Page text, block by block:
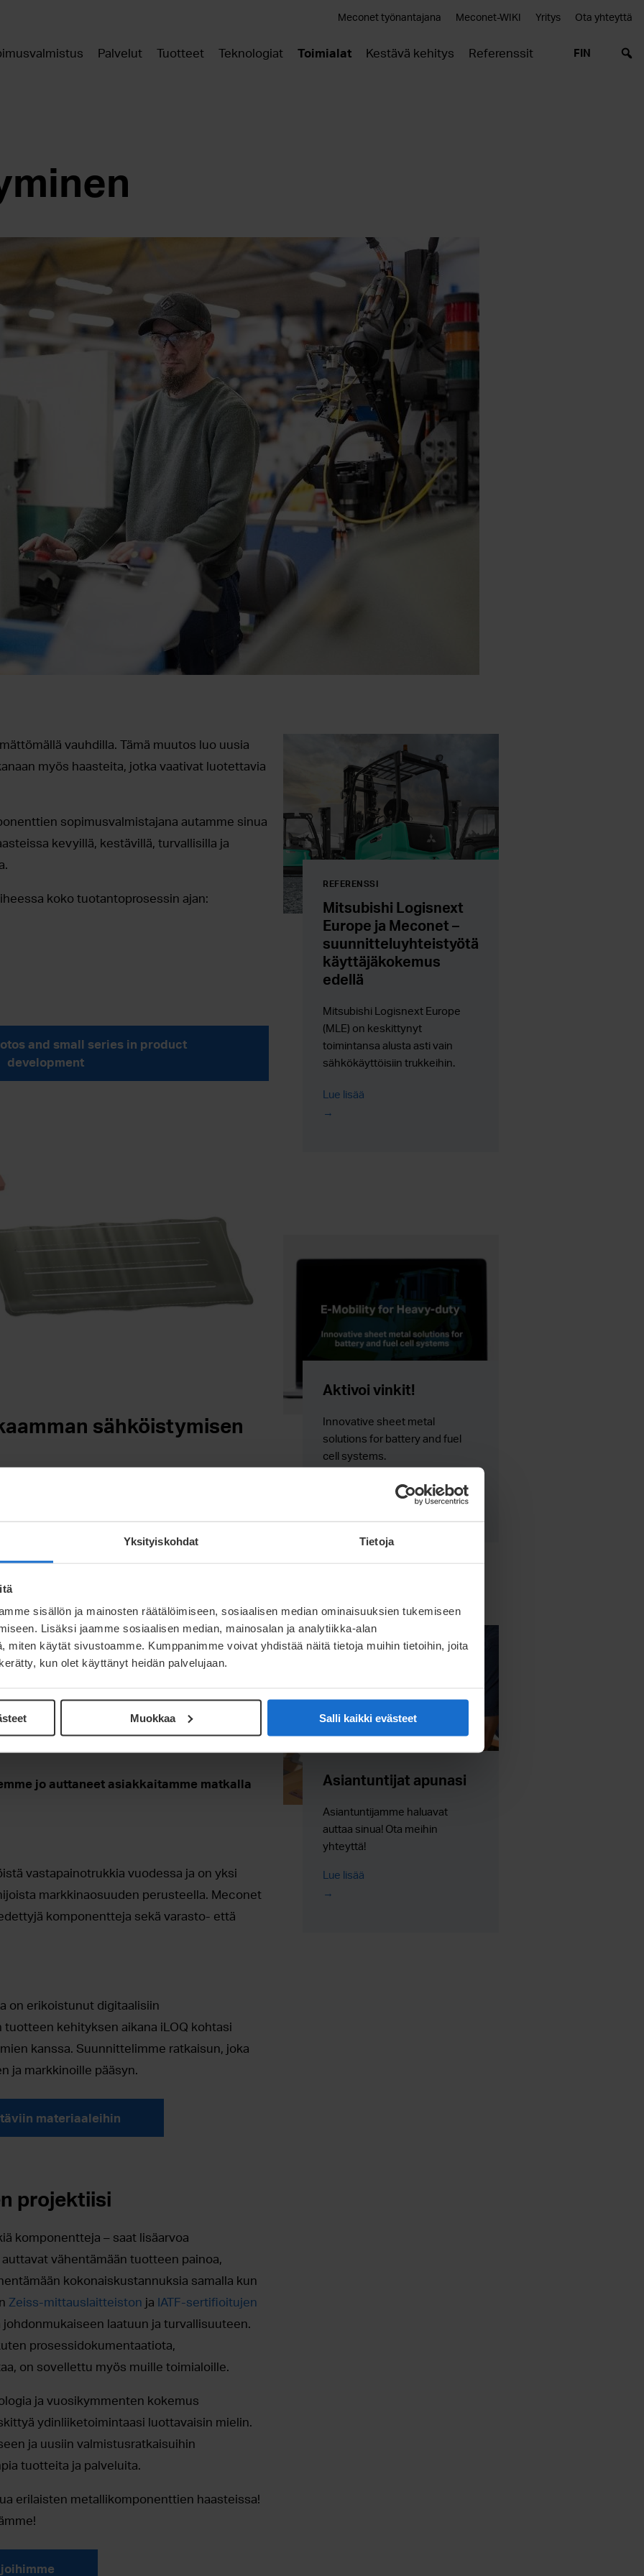
Yksityiskohdat Tietoja
sisällön ja mainosten räätälöimiseen, sosiaalisen median ominaisuuksien tukemiseen
Lisäksi jaamme sosiaalisen median, mainosalan ja analytiikka-alan
miten käytät sivustoamme. Kumppanimme voivat yhdistää näitä tietoja muihin tietoihin, joita
kun olet käyttänyt heidän palvelujaan.
Muokkaa Salli kaikki evästeet
Meconet työnantajana Meconet-WIKI Yritys Ota yhteyttä
Palvelut Tuotteet Teknologiat Toimialat Kestävä kehitys Referenssit FIN
vauhdilla. Tämä muutos luo uusia
myös haasteita, jotka vaativat luotettavia
sopimusvalmistajana autamme sinua
kevyillä, kestävillä, turvallisilla ja
koko tuotantoprosessin ajan:
and small series in product
development
sähköistymisen
sähköistymisen vaikutukset eri toimialoilla.
toimittaa korkealaatuisia, optimoituja
suorituskykyä ja nopeuttavat
jo auttaneet asiakkaitamme matkalla
vastapainotrukkia vuodessa ja on yksi
markkinaosuuden perusteella. Meconet
komponentteja sekä varasto- että
on erikoistunut digitaalisiin
kehityksen aikana iLOQ kohtasi
kanssa. Suunnittelimme ratkaisun, joka
ja markkinoille pääsyn.
materiaaleihin
projektiisi
komponentteja – saat lisäarvoa
vähentämään tuotteen painoa,
kokonaiskustannuksia samalla kun
Zeiss-mittauslaitteiston ja IATF-sertifioitujen
laatuun ja turvallisuuteen.
prosessidokumentaatiota,
on sovellettu myös muille toimialoille.
ja vuosikymmenten kokemus
ydinliiketoimintaasi luottavaisin mielin.
ja uusiin valmistusratkaisuihin
tuotteita ja palveluita.
erilaisten metallikomponenttien haasteissa!
REFERENSSI
Mitsubishi Logisnext
Europe ja Meconet –
suunnitteluyhteistyötä
käyttäjäkokemus
edellä
Mitsubishi Logisnext Europe
(MLE) on keskittynyt
toimintansa alusta asti vain
sähkökäyttöisiin trukkeihin.
onnistuneeksi, sillä trukkialan
teknologia on siirtymässä
Lue lisää
Aktivoi vinkit!
Innovative sheet metal
solutions for battery and fuel
cell systems.
Asiantuntijat apunasi
Asiantuntijamme haluavat
auttaa sinua! Ota meihin
yhteyttä!
Lue lisää